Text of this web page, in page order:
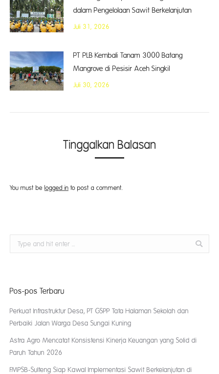
dalam Pengelolaan Sawit Berkelanjutan
Juli 31, 2026
PT PLB Kembali Tanam 3000 Batang
Mangrove di Pesisir Aceh Singkil
Juli 30, 2026
Tinggalkan Balasan
You must be logged in to post a comment.
Search:
Pos-pos Terbaru
Perkuat Infrastruktur Desa, PT GSPP Tata Halaman Sekolah dan
Perbaiki Jalan Warga Desa Sungai Kuning
Astra Agro Mencatat Konsistensi Kinerja Keuangan yang Solid di
Paruh Tahun 2026
FMPSB-Sulteng Siap Kawal Implementasi Sawit Berkelanjutan di